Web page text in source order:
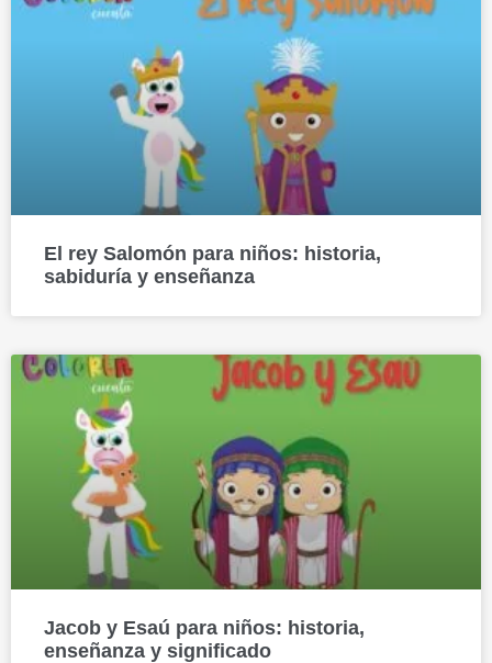
El rey Salomón para niños: historia,
sabiduría y enseñanza
Jacob y Esaú para niños: historia,
enseñanza y significado